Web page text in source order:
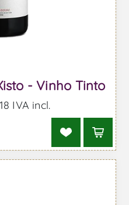
- Vinho Tinto
IVA incl.